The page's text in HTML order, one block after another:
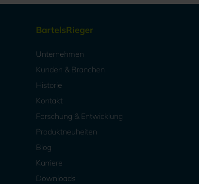
BartelsRieger
Unternehmen
Kunden & Branchen
Historie
Kontakt
Forschung & Entwicklung
Produktneuheiten
Blog
Karriere
Downloads